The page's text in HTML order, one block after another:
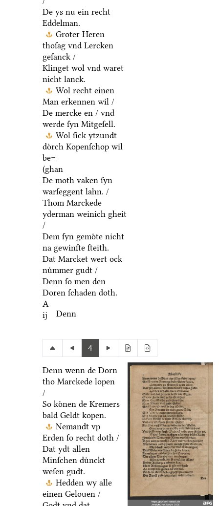
De ys nu ein recht
Eddelman.
Groter Heren
thoſag vnd Lercken
geſanck /
Klinget wol vnd waret
nicht lanck.
Wol recht einen
Man erkennen wil /
De mercke en / vnd
werde ſyn Mitgeſell.
Wol ſick ytzundt
doͤrch Kopenſchop wil
be=
(ghan
De moth vaken ſyn
warſeggent lahn. /
Thom Marckede
yderman weinich gheit
/
Dem ſyn gemoͤte nicht
na gewinſte ſteith.
Dat Marcket wert ock
nuͤmmer gudt /
Denn ſo men den
Doren ſchaden doth.
A
ij
Denn
4
Denn wenn de Dorn
tho Marckede lopen
/
So koͤnen de Kremers
bald Geldt kopen.
Nemandt vp
Erden ſo recht doth /
Dat ydt allen
Minſchen duͤnckt
weſen gudt.
Hedden wy alle
einen Gelouen /